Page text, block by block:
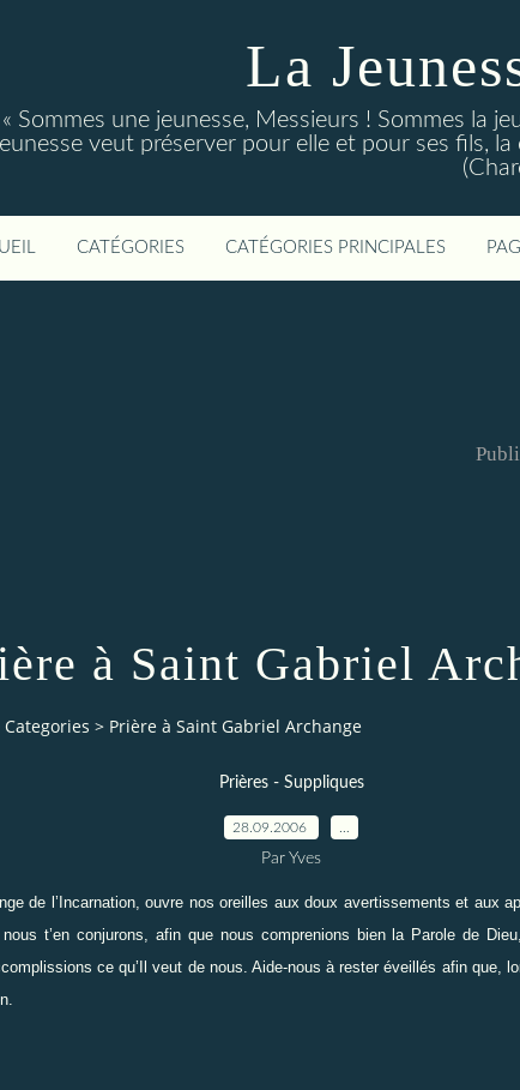
La
« Sommes une jeunesse, Messieurs ! Sommes la
veut préserver pour elle et pour ses fils,
CATÉGORIES CATÉGORIES PRINCIPALES
à Saint Gabriel
Categories > Prière à Saint Gabriel Archange
Prières - Suppliques
28.09.2006
Par Yves
de l’Incarnation, ouvre nos oreilles aux doux avertissements et aux
t’en conjurons, afin que nous comprenions bien la Parole de
ce qu’Il veut de nous. Aide-nous à rester éveillés afin que,